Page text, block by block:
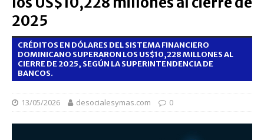
2025
CRÉDITOS EN DÓLARES DEL SISTEMA FINANCIERO
DOMINICANO SUPERARON LOS US$10,228 MILLONES AL
CIERRE DE 2025, SEGÚN LA SUPERINTENDENCIA DE
BANCOS.
13/05/2026 desocialesymas.com 0